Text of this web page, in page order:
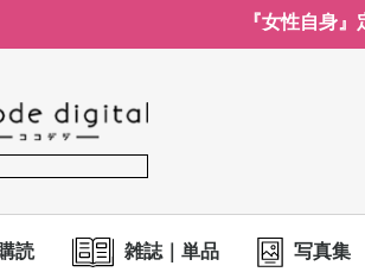
『女性自身
読 雑誌｜単品 写真集